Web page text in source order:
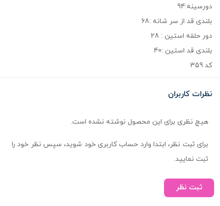
دورسینه:94
بلندی قد از سر شانه :68
دور حلقه استین : 28
بلندی قد استین :40
کد 359
نظرات کاربران
هیچ نظری برای این محصول نوشته نشده است.
برای ثبت نظر، ابتدا وارد حساب کاربری خود شوید، سپس نظر خود را
ثبت نمایید.
ثبت نظر